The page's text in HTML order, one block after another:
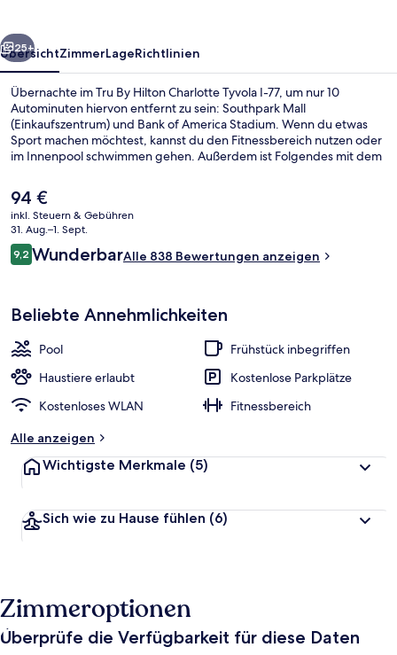
77
Weiter
25+
ÜbersichtZimmerLageRichtlinien
Übernachte im Tru By Hilton Charlotte Tyvola I-77, um nur 10
Autominuten hiervon entfernt zu sein: Southpark Mall
(Einkaufszentrum) und Bank of America Stadium. Wenn du etwas
Sport machen möchtest, kannst du den Fitnessbereich nutzen oder
im Innenpool schwimmen gehen. Außerdem ist Folgendes mit dem
und Spectrum Center.
Der
aktuelle
Preis
beträgt
94 €.
94 €
inkl. Steuern & Gebühren
31. Aug.–1. Sept.
Bewertungen
9,29,2 von 10.
WunderbarAlle 838 Bewertungen anzeigen
Beliebte Annehmlichkeiten
Pool
Frühstück inbegriffen
Haustiere erlaubt
Kostenlose Parkplätze
Kostenloses WLAN
Fitnessbereich
Alle anzeigen
Wichtigste Merkmale (5)
Sich wie zu Hause fühlen (6)
Zimmeroptionen
Überprüfe die Verfügbarkeit für diese Daten